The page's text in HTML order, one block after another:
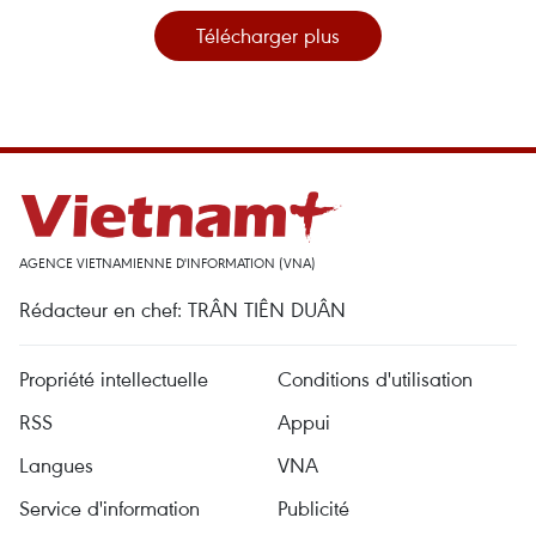
Télécharger plus
AGENCE VIETNAMIENNE D'INFORMATION (VNA)
Rédacteur en chef: TRÂN TIÊN DUÂN
Propriété intellectuelle
Conditions d'utilisation
RSS
Appui
Langues
VNA
Service d'information
Publicité